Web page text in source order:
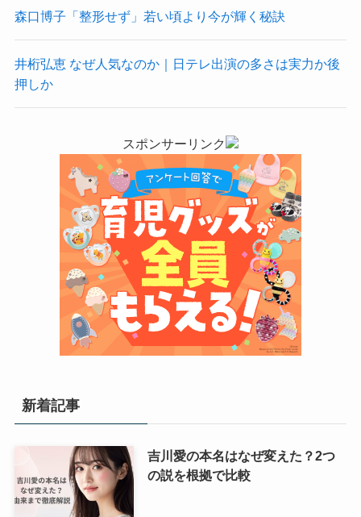
森口博子「整形せず」若い頃より今が輝く秘訣
井桁弘恵 なぜ人気なのか｜日テレ出演の多さは実力か後
押しか
スポンサーリンク
新着記事
吉川愛の本名はなぜ変えた？2つ
の説を根拠で比較